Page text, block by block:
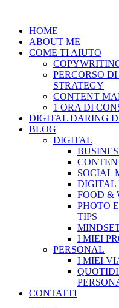
contenutoHOME
ABOUT ME
COME TI AIUTO
PERCORSO
STRATEGY
CONTENT
1 ORA DI
DIGITAL DARING
BLOG
DIGITAL
SOCIAL
DIGITAL
FOOD &
PHOTO
TIPS
I MIEI
PERSONAL
I MIEI
CONTATTI